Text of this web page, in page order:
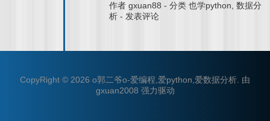
作者gxuan88 -分类也学python ,数据分
析 - 发表评论
CopyRight © 2026 o郭二爷o-爱编程,爱python,爱数据分析 由
gxuan2008 强力驱动